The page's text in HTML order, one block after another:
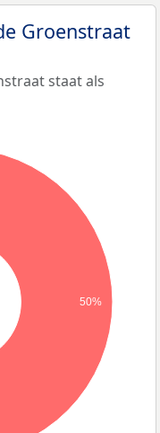
Groenstraat
staat als
50%